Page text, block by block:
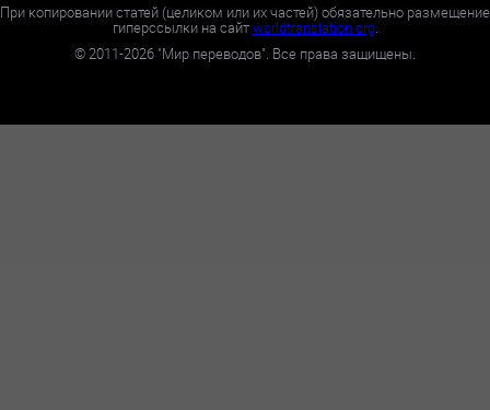
При копировании статей (целиком или их частей) обязательно размещение
гиперссылки на сайтworldtranslation.org.
©2011-2026 "Мир переводов". Все права защищены.